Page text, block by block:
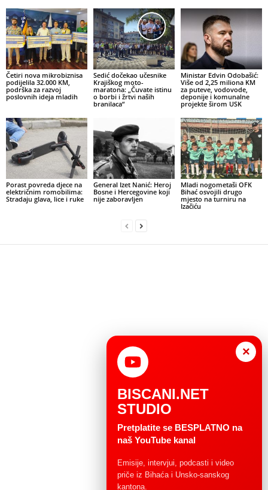
Četiri nova mikrobiznisa
podijelila 32.000 KM,
podrška za razvoj
poslovnih ideja mladih
Sedić dočekao učesnike
Krajiškog moto-
maratona: „Čuvate istinu
o borbi i žrtvi naših
branilaca“
Ministar Edvin Odobašić:
Više od 2,25 miliona KM
za puteve, vodovode,
deponije i komunalne
projekte širom USK
Porast povreda djece na
električnim romobilima:
Stradaju glava, lice i ruke
General Izet Nanić: Heroj
Bosne i Hercegovine koji
nije zaboravljen
Mladi nogometaši OFK
Bihać osvojili drugo
mjesto na turniru na
Izačiću
×
BISCANI.NET
STUDIO
Pretplatite se BESPLATNO na
naš YouTube kanal
Emisije, intervjui, podcasti i video
priče iz Bihaća i Unsko-sanskog
kantona.